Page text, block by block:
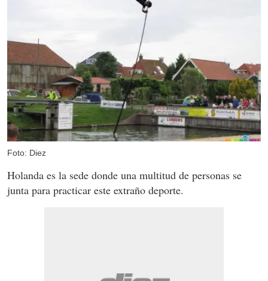
Foto: Diez
Holanda es la sede donde una multitud de personas se
junta para practicar este extraño deporte.